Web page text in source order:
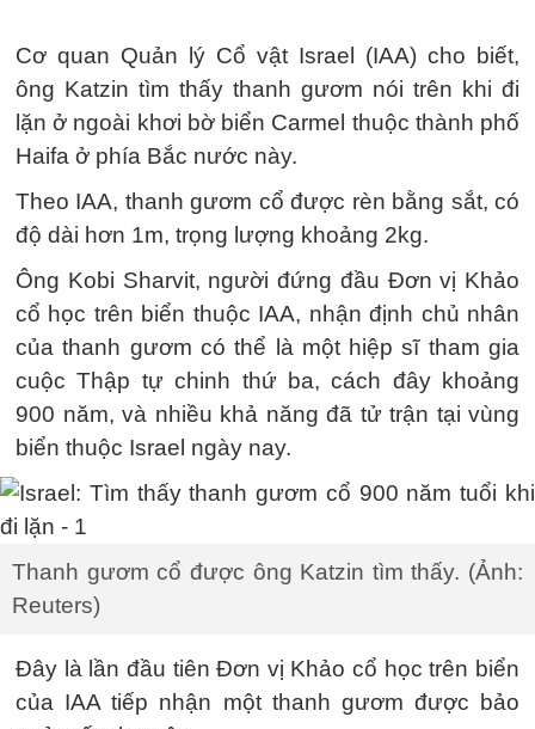
Cơ quan Quản lý Cổ vật Israel (IAA) cho biết,
ông Katzin tìm thấy thanh gươm nói trên khi đi
lặn ở ngoài khơi bờ biển Carmel thuộc thành phố
Haifa ở phía Bắc nước này.
Theo IAA, thanh gươm cổ được rèn bằng sắt, có
độ dài hơn 1m, trọng lượng khoảng 2kg.
Ông Kobi Sharvit, người đứng đầu Đơn vị Khảo
cổ học trên biển thuộc IAA, nhận định chủ nhân
của thanh gươm có thể là một hiệp sĩ tham gia
cuộc Thập tự chinh thứ ba, cách đây khoảng
900 năm, và nhiều khả năng đã tử trận tại vùng
biển thuộc Israel ngày nay.
Thanh gươm cổ được ông Katzin tìm thấy. (Ảnh:
Reuters)
Đây là lần đầu tiên Đơn vị Khảo cổ học trên biển
của IAA tiếp nhận một thanh gươm được bảo